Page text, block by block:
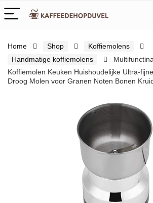
Home Shop
Koffiemolens
Handmatige koffiemolens
Koffiemolen Keuken Huishoudelijke Ultra-
Droog Molen voor Granen Noten Bonen